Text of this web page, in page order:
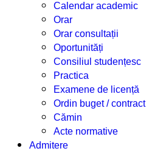
Calendar academic
Orar
Orar consultații
Oportunități
Consiliul studențesc
Practica
Examene de licență
Ordin buget / contract
Cămin
Acte normative
Admitere